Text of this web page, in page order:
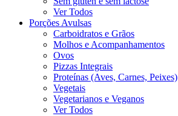
Ver Todos
Porções Avulsas
Carboidratos e Grãos
Molhos e Acompanhamentos
Ovos
Pizzas Integrais
Proteínas (Aves, Carnes, Peixes)
Vegetais
Vegetarianos e Veganos
Ver Todos